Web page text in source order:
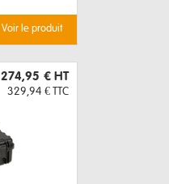
voir le produit
274,95 € HT
329,94 € TTC